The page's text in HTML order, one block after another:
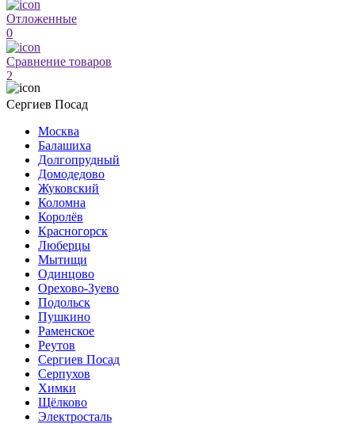
Отложенные
0
Сравнение товаров
2
Сергиев Посад
Москва
Балашиха
Долгопрудный
Домодедово
Жуковский
Коломна
Королёв
Красногорск
Люберцы
Мытищи
Одинцово
Орехово-Зуево
Подольск
Пушкино
Раменское
Реутов
Сергиев Посад
Серпухов
Химки
Щёлково
Электросталь